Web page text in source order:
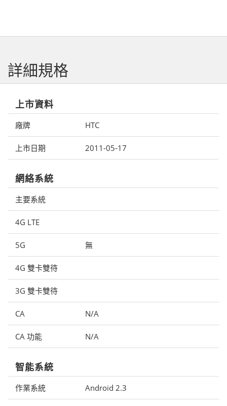
詳細規格
上市資料
廠牌 HTC
上市日期 2011-05-17
網絡系統
主要系統
4G LTE
5G 無
4G 雙卡雙待
3G 雙卡雙待
CA N/A
CA 功能 N/A
智能系統
作業系統 Android 2.3